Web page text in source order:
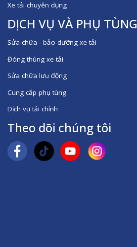
Xe tải chuyên dụng
DỊCH VỤ VÀ PHỤ TÙNG
Sửa chữa - bảo dưỡng xe tải
Đóng thùng xe tải
Sửa chữa lưu động
Cung cấp phụ tùng
Dịch vụ tải chính
Theo dõi chúng tôi